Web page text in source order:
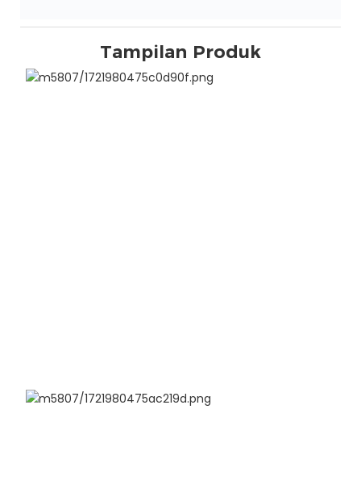
Tampilan Produk